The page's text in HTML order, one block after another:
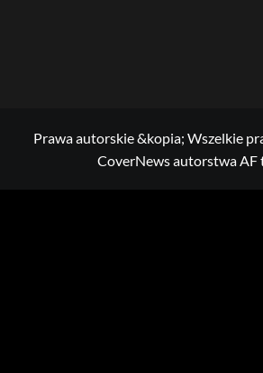
Prawa autorskie &kopia; Wszelkie
CoverNewsautorstwa AF